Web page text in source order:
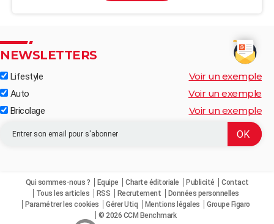
NEWSLETTERS
Lifestyle Voir un exemple
Auto Voir un exemple
Bricolage Voir un exemple
Qui sommes-nous ? Equipe Charte éditoriale Publicité
Contact
Tous les articles
RSS Recrutement
Données personnelles
Paramétrer les cookies
Gérer Utiq Mentions légales
Groupe Figaro
© 2026 CCM Benchmark